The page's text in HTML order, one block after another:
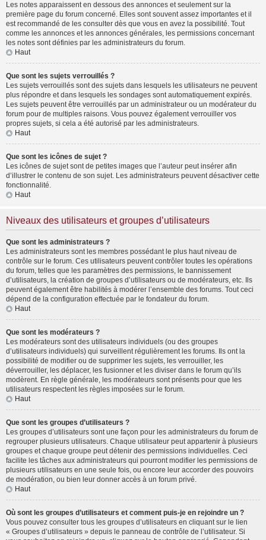
Les notes apparaissent en dessous des annonces et seulement sur la
première page du forum concerné. Elles sont souvent assez importantes et il
est recommandé de les consulter dès que vous en avez la possibilité. Tout
comme les annonces et les annonces générales, les permissions concernant
les notes sont définies par les administrateurs du forum.
Haut
Que sont les sujets verrouillés ?
Les sujets verrouillés sont des sujets dans lesquels les utilisateurs ne peuvent
plus répondre et dans lesquels les sondages sont automatiquement expirés.
Les sujets peuvent être verrouillés par un administrateur ou un modérateur du
forum pour de multiples raisons. Vous pouvez également verrouiller vos
propres sujets, si cela a été autorisé par les administrateurs.
Haut
Que sont les icônes de sujet ?
Les icônes de sujet sont de petites images que l’auteur peut insérer afin
d’illustrer le contenu de son sujet. Les administrateurs peuvent désactiver cette
fonctionnalité.
Haut
Niveaux des utilisateurs et groupes d’utilisateurs
Que sont les administrateurs ?
Les administrateurs sont les membres possédant le plus haut niveau de
contrôle sur le forum. Ces utilisateurs peuvent contrôler toutes les opérations
du forum, telles que les paramètres des permissions, le bannissement
d’utilisateurs, la création de groupes d’utilisateurs ou de modérateurs, etc. Ils
peuvent également être habilités à modérer l’ensemble des forums. Tout ceci
dépend de la configuration effectuée par le fondateur du forum.
Haut
Que sont les modérateurs ?
Les modérateurs sont des utilisateurs individuels (ou des groupes
d’utilisateurs individuels) qui surveillent régulièrement les forums. Ils ont la
possibilité de modifier ou de supprimer les sujets, les verrouiller, les
déverrouiller, les déplacer, les fusionner et les diviser dans le forum qu’ils
modèrent. En règle générale, les modérateurs sont présents pour que les
utilisateurs respectent les règles imposées sur le forum.
Haut
Que sont les groupes d’utilisateurs ?
Les groupes d’utilisateurs sont une façon pour les administrateurs du forum de
regrouper plusieurs utilisateurs. Chaque utilisateur peut appartenir à plusieurs
groupes et chaque groupe peut détenir des permissions individuelles. Ceci
facilite les tâches aux administrateurs qui pourront modifier les permissions de
plusieurs utilisateurs en une seule fois, ou encore leur accorder des pouvoirs
de modération, ou bien leur donner accès à un forum privé.
Haut
Où sont les groupes d’utilisateurs et comment puis-je en rejoindre un ?
Vous pouvez consulter tous les groupes d’utilisateurs en cliquant sur le lien
« Groupes d’utilisateurs » depuis le panneau de contrôle de l’utilisateur. Si